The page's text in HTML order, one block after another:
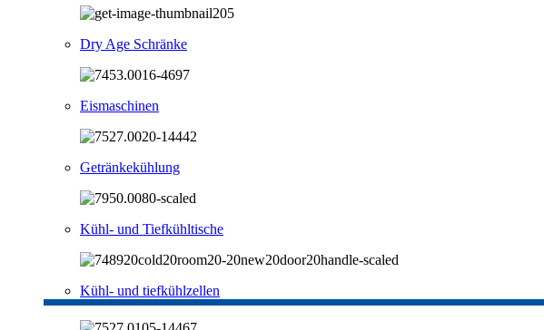
Dry Age Schränke
Eismaschinen
Getränkekühlung
Kühl- und Tiefkühltische
Kühl- und tiefkühlzellen